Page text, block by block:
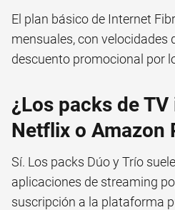
El plan básico de Internet
mensuales, con velocidades
descuento promocional por
¿Los packs de
Netflix o Amazon
Sí. Los packs Dúo y Trío
aplicaciones de streaming
suscripción a la plataforma